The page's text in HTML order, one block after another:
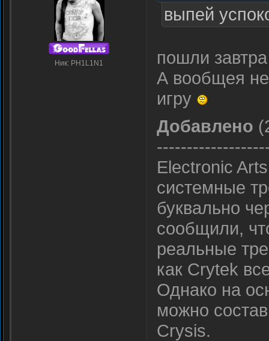
Ник: PH1L1N1
выпей
пошли
А вообщея
игру
Добавлено
Electronic
системные
буквально
сообщили,
реальные
как Crytek
Однако на
можно
Crysis.